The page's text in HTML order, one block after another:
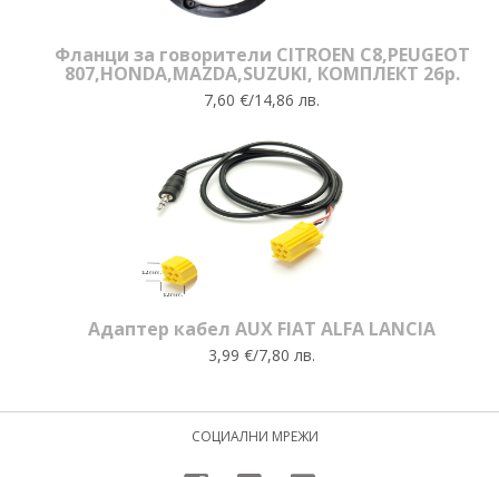
Фланци за говорители CITROEN C8,PEUGEOT
807,HONDA,MAZDA,SUZUKI, КОМПЛЕКТ 2бр.
7,60 €/14,86 лв.
Адаптер кабел AUX FIAT ALFA LANCIA
3,99 €/7,80 лв.
СОЦИАЛНИ МРЕЖИ